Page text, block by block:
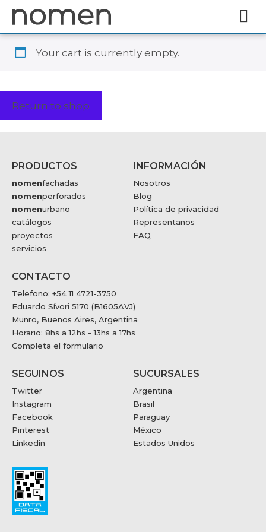
Your cart is currently empty.
Return to shop
PRODUCTOS
nomenfachadas
nomenperforados
nomenurbano
catálogos
proyectos
servicios
INFORMACIÓN
Nosotros
Blog
Política de privacidad
Representanos
FAQ
CONTACTO
Telefono: +54 11 4721-3750
Eduardo Sívori 5170 (B1605AVJ)
Munro, Buenos Aires, Argentina
Horario: 8hs a 12hs - 13hs a 17hs
Completa el formulario
SEGUINOS
Twitter
Instagram
Facebook
Pinterest
Linkedin
SUCURSALES
Argentina
Brasil
Paraguay
México
Estados Unidos